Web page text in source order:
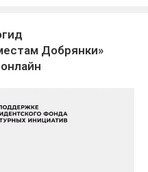
Добрянки»